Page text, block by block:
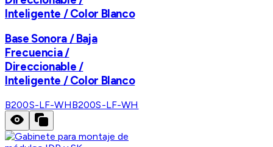
Inteligente / Color Blanco
Base Sonora / Baja
Frecuencia /
Direccionable /
Inteligente / Color Blanco
B200S-LF-WHB200S-LF-WH